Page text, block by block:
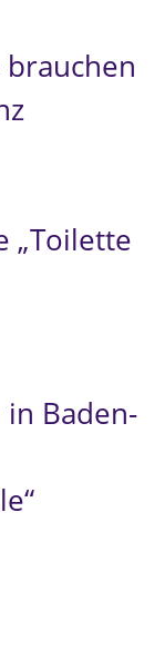
brauchen
„Toilette
in Baden-